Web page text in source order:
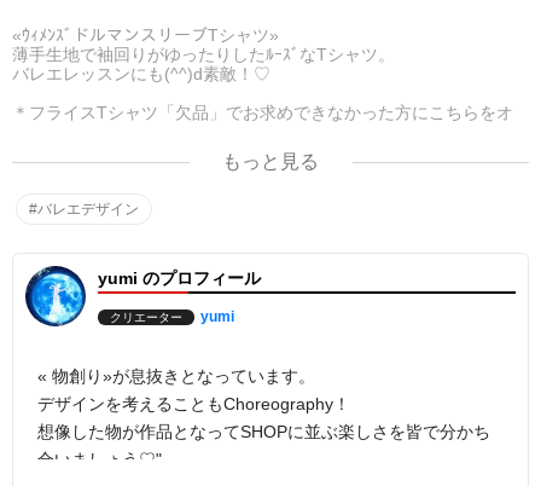
«ｳｨﾒﾝｽﾞドルマンスリーブTシャツ»
薄手生地で袖回りがゆったりしたﾙｰｽﾞなTシャツ。
バレエレッスンにも(^^)d素敵！♡
＊フライスTシャツ「欠品」でお求めできなかった方にこちらをオ
もっと見る
#バレエデザイン
yumi のプロフィール
クリエーター yumi
« 物創り»が息抜きとなっています。
デザインを考えることもChoreography！
想像した物が作品となってSHOPに並ぶ楽しさを皆で分かち
合いましょう♡"